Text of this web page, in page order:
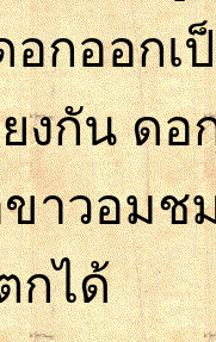
อกออก
งกัน ด
าวอม
กได้